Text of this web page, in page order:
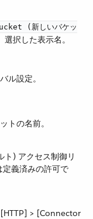
(新しいバケッ
選択した表示名。
ル設定。
トの名前。
ト) アクセス制御リ
定義済みの許可で
> [Connector